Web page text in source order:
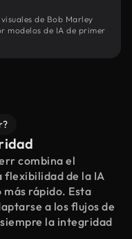
de Bob Marley
modelos de IA de primer
combina el
flexibilidad de la IA
rápido. Esta
a los flujos de
la integridad